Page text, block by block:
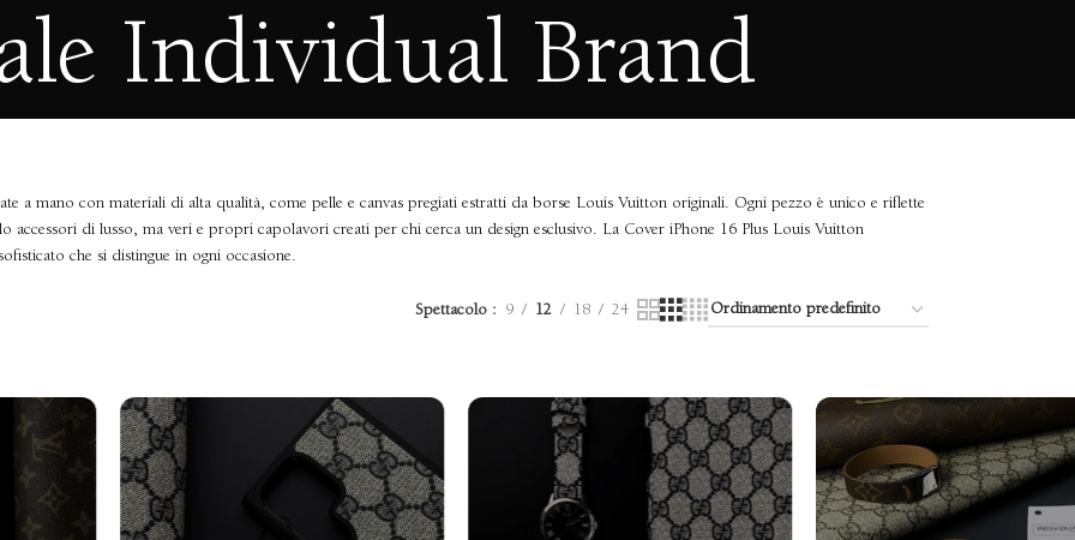
Individual Brand
a mano con materiali di alta qualità, come pelle e canvas pregiati estratti da borse Louis Vuitton originali. Ogni pezzo è unico e riflette
accessori di lusso, ma veri e propri capolavori creati per chi cerca un design esclusivo. La Cover iPhone 16 Plus Louis Vuitton
che si distingue in ogni occasione.
Spettacolo 9 12 18 24